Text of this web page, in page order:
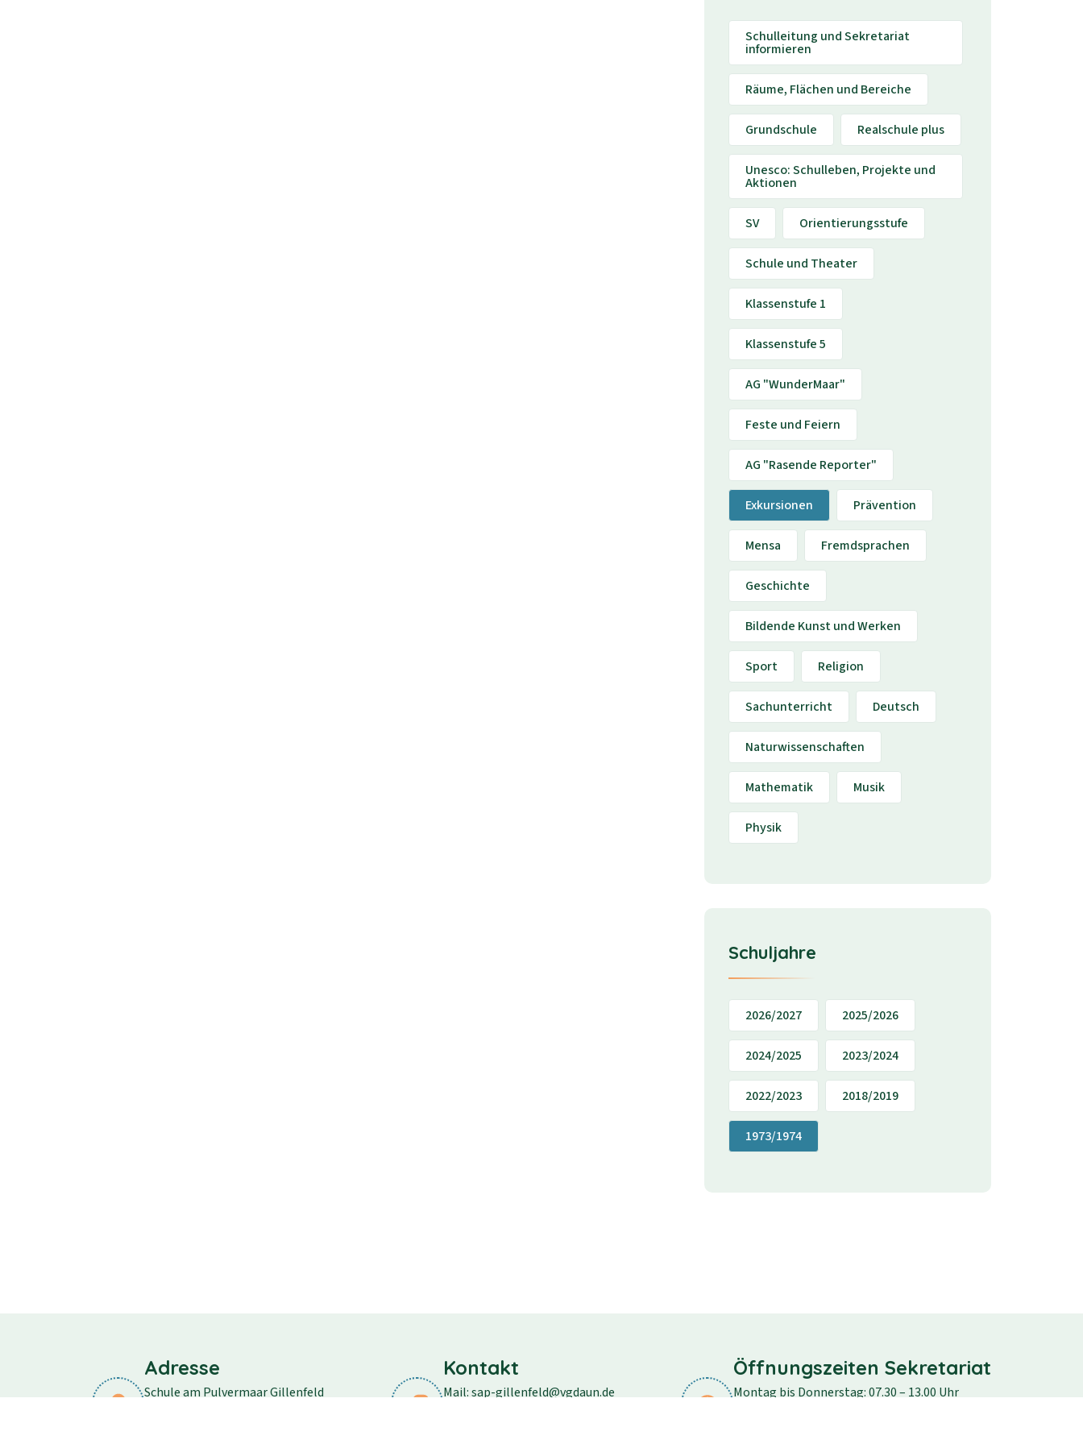
Schulleitung und Sekretariat
informieren
Räume, Flächen und Bereiche
Grundschule Realschule plus
Unesco: Schulleben, Projekte und
Aktionen
SV Orientierungsstufe
Schule und Theater
Klassenstufe 1
Klassenstufe 5
AG "WunderMaar"
Feste und Feiern
AG "Rasende Reporter"
Exkursionen Prävention
Mensa Fremdsprachen
Geschichte
Bildende Kunst und Werken
Sport Religion
Sachunterricht Deutsch
Naturwissenschaften
Mathematik Musik
Physik
Schuljahre
2026/2027 2025/2026
2024/2025 2023/2024
2022/2023 2018/2019
1973/1974
Adresse
Schule am Pulvermaar Gillenfeld
Kontakt
Mail: sap-gillenfeld@vgdaun.de
Öffnungszeiten Sekretariat
Montag bis Donnerstag: 07.30 – 13.00 Uhr